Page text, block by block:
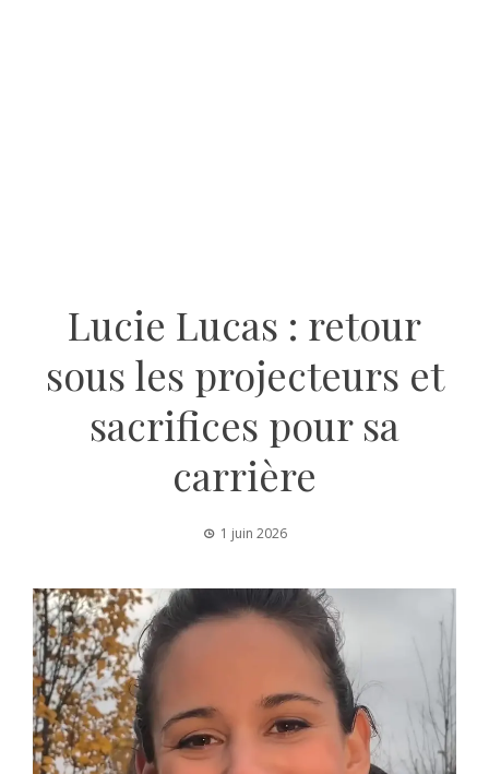
Lucie Lucas : retour
sous les projecteurs et
sacrifices pour sa
carrière
1 juin 2026